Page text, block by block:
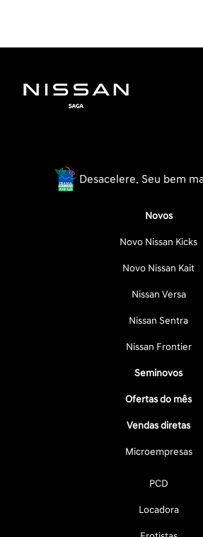
Desacelere. Seu bem
Novos
Novo Nissan Kicks
Novo Nissan Kait
Nissan Versa
Nissan Sentra
Nissan Frontier
Seminovos
Ofertas do mês
Vendas diretas
Microempresas
PCD
Locadora